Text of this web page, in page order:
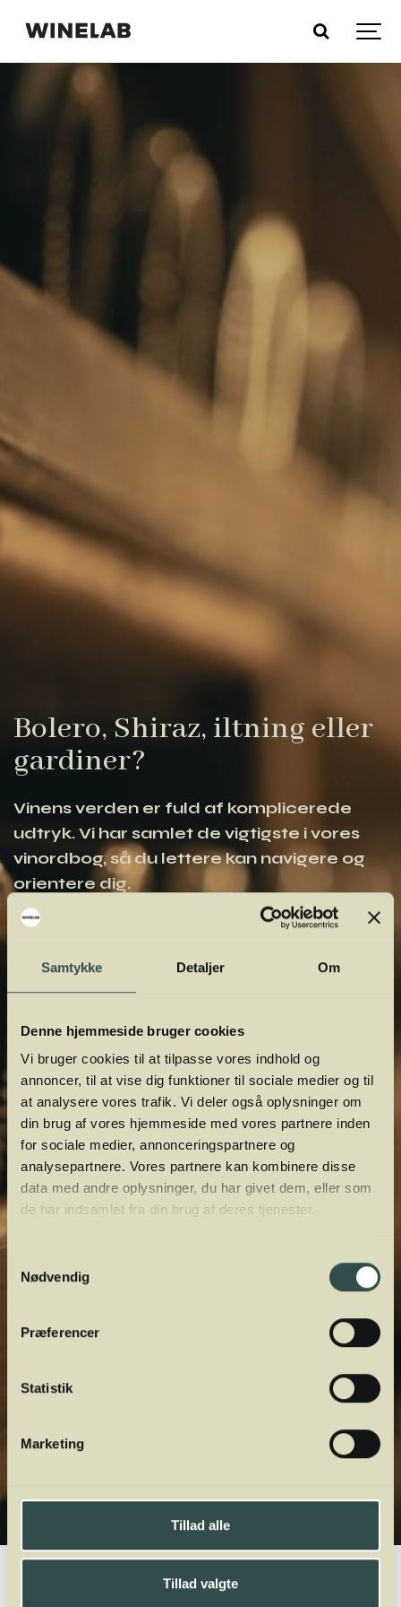
Samtykke Detaljer Om
Denne hjemmeside bruger cookies
Vi bruger cookies til at tilpasse vores indhold og
annoncer, til at vise dig funktioner til sociale medier og til
at analysere vores trafik. Vi deler også oplysninger om
din brug af vores hjemmeside med vores partnere inden
for sociale medier, annonceringspartnere og
analysepartnere. Vores partnere kan kombinere disse
data med andre oplysninger, du har givet dem, eller som
de har indsamlet fra din brug af deres tjenester.
Nødvendig
Præferencer
Statistik
Marketing
Tillad alle
Tillad valgte
Bolero, Shiraz, iltning eller
gardiner?
Vinens verden er fuld af komplicerede
udtryk. Vi har samlet de vigtigste i vores
vinordbog, så du lettere kan navigere og
orientere dig.